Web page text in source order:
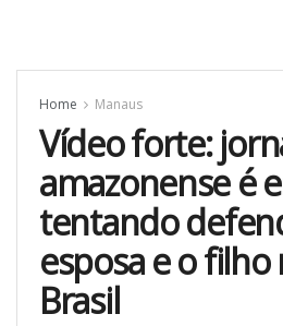
Home Manaus
Vídeo forte:
amazonense é
tentando
esposa e o filho
Brasil